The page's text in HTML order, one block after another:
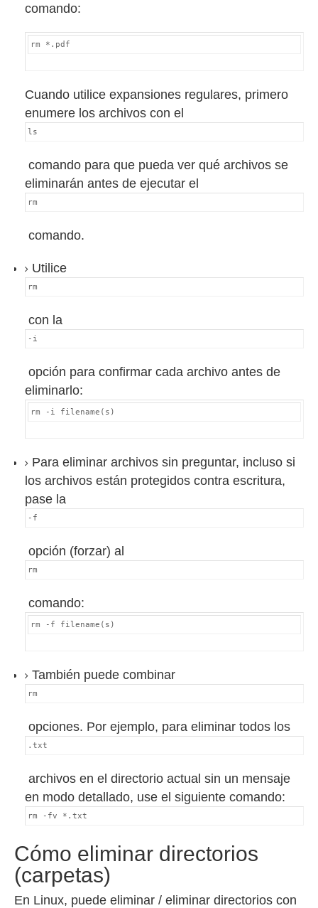
comando:
rm *.pdf
Cuando utilice expansiones regulares, primero
enumere los archivos con el
ls
comando para que pueda ver qué archivos se
eliminarán antes de ejecutar el
rm
comando.
Utilice
rm
con la
-i
opción para confirmar cada archivo antes de
eliminarlo:
rm -i filename(s)
Para eliminar archivos sin preguntar, incluso si
los archivos están protegidos contra escritura,
pase la
-f
opción (forzar) al
rm
comando:
rm -f filename(s)
También puede combinar
rm
opciones. Por ejemplo, para eliminar todos los
.txt
archivos en el directorio actual sin un mensaje
en modo detallado, use el siguiente comando:
rm -fv *.txt
Cómo eliminar directorios
(carpetas)
En Linux, puede eliminar / eliminar directorios con